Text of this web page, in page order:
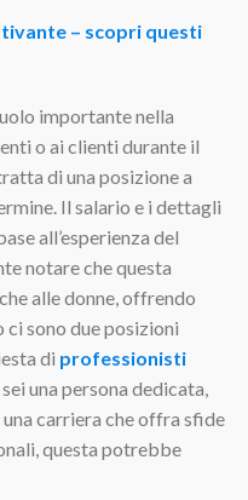
– scopri questi
importante nella
o ai clienti durante il
di una posizione a
Il salario e i dettagli
all’esperienza del
notare che questa
alle donne, offrendo
sono due posizioni
di professionisti
sei una persona dedicata,
carriera che offra sfide
questa potrebbe